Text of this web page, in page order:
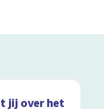
jij over het